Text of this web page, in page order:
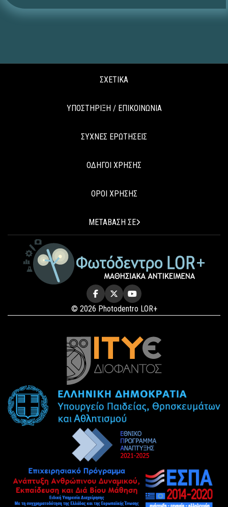
ΣΧΕΤΙΚΑ
ΥΠΟΣΤΗΡΙΞΗ / ΕΠΙΚΟΙΝΩΝΙΑ
ΣΥΧΝΕΣ ΕΡΩΤΗΣΕΙΣ
ΟΔΗΓΟΙ ΧΡΗΣΗΣ
ΟΡΟΙ ΧΡΗΣΗΣ
ΜΕΤΑΒΑΣΗ ΣΕ
© 2026 Photodentro LOR+